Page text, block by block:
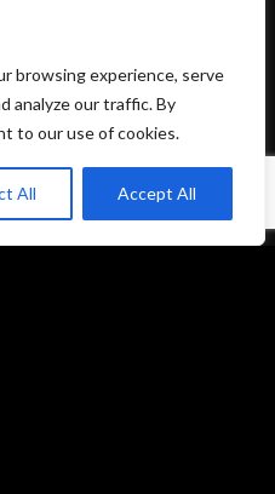
browsing experience, serve
analyze our traffic. By
to our use of cookies.
All Accept All
de confidentialité
CGV